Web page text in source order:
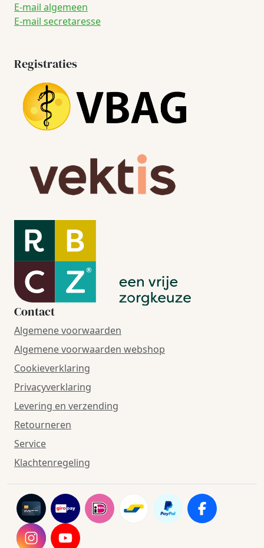
E-mail algemeen
E-mail secretaresse
Registraties
Contact
Algemene voorwaarden
Algemene voorwaarden webshop
Cookieverklaring
Privacyverklaring
Levering en verzending
Retourneren
Service
Klachtenregeling